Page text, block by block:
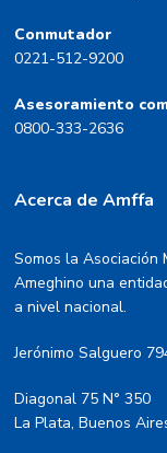
Conmutador
0221-512-9200
Asesoramiento
0800-333-2636
Acerca de Amffa
Somos la Asociación
Ameghino una
a nivel nacional.
Jerónimo Salguero
Diagonal 75 N° 350
La Plata, Buenos